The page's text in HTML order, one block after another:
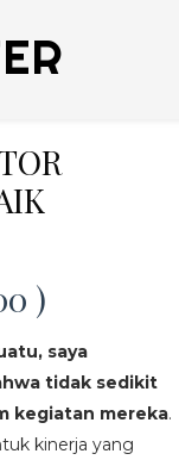
)
saya
tidak sedikit
kegiatan mereka.
kinerja yang